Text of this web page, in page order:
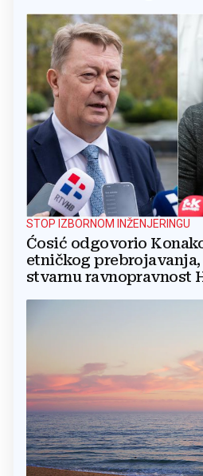
STOP IZBORNOM INŽENJERINGU
Ćosić odgovorio
etničkog
stvarnu ravnopravnost